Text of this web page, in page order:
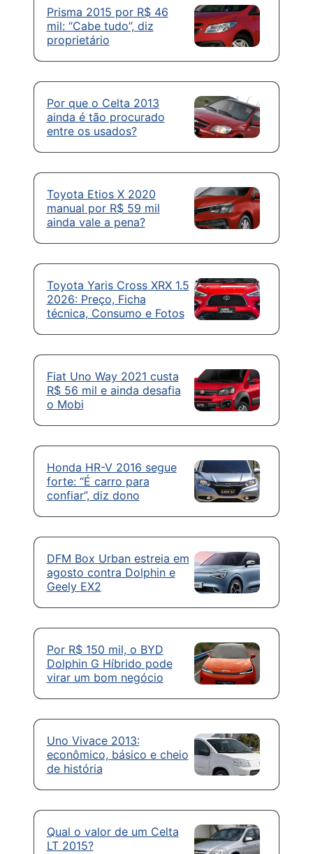
Prisma 2015 por R$ 46
mil: “Cabe tudo”, diz
proprietário
Por que o Celta 2013
ainda é tão procurado
entre os usados?
Toyota Etios X 2020
manual por R$ 59 mil
ainda vale a pena?
Toyota Yaris Cross XRX 1.5
2026: Preço, Ficha
técnica, Consumo e Fotos
Fiat Uno Way 2021 custa
R$ 56 mil e ainda desafia
o Mobi
Honda HR-V 2016 segue
forte: “É carro para
confiar”, diz dono
DFM Box Urban estreia em
agosto contra Dolphin e
Geely EX2
Por R$ 150 mil, o BYD
Dolphin G Híbrido pode
virar um bom negócio
Uno Vivace 2013:
econômico, básico e cheio
de história
Qual o valor de um Celta
LT 2015?